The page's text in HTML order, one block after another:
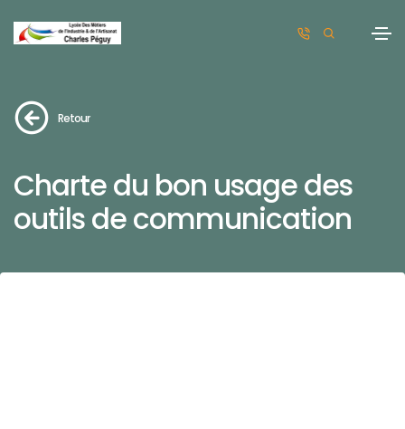
Retour
Charte du bon usage des
outils de communication